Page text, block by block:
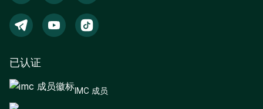
已认证
IMC 成员